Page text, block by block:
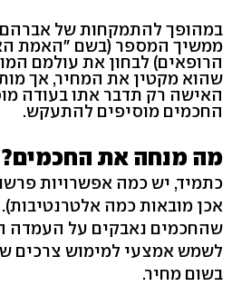
במהופך להתמקחות של אברהם
ממשיך המספר (בשם "האמת
הרופאים) לבחון את עולמם
שהוא מקטין את המחיר, אך
האישה רק תדבר אתו בעודה
החכמים מוסיפים להתעקש.
מה מנחה את החכמים?
כתמיד, יש כמה אפשרויות
אכן מובאות כמה
שהחכמים נאבקים על העמדה
לשמש אמצעי למימוש צרכים
בשום מחיר.